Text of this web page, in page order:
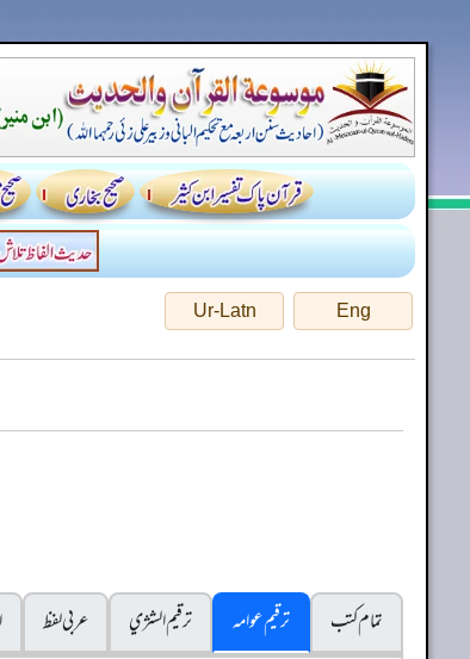
Eng
Ur-Latn
تمام کتب
ترقیم عوامہ ترقيم الشژي عربی لفظ